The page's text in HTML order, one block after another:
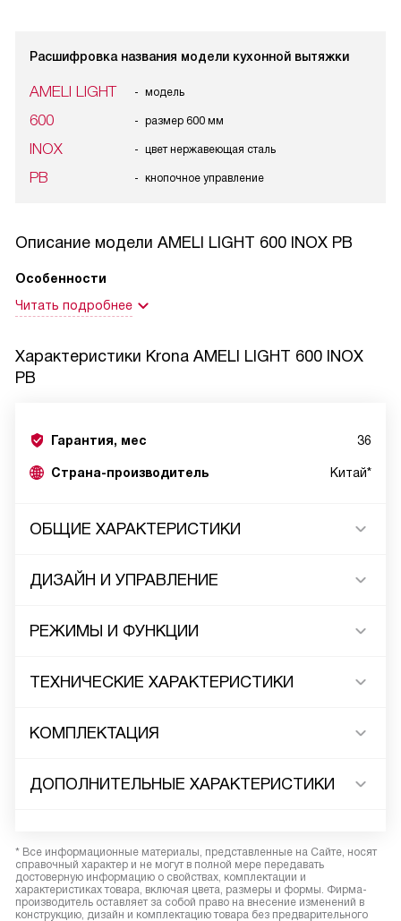
Расшифровка названия модели кухонной вытяжки
AMELI LIGHT модель
600 размер 600 мм
INOX цвет нержавеющая сталь
PB кнопочное управление
Описание модели AMELI LIGHT 600 INOX PB
Особенности
Читать подробнее
Характеристики Krona AMELI LIGHT 600 INOX
PB
Гарантия, мес 36
Страна-производитель Китай*
ОБЩИЕ ХАРАКТЕРИСТИКИ
ДИЗАЙН И УПРАВЛЕНИЕ
РЕЖИМЫ И ФУНКЦИИ
ТЕХНИЧЕСКИЕ ХАРАКТЕРИСТИКИ
КОМПЛЕКТАЦИЯ
ДОПОЛНИТЕЛЬНЫЕ ХАРАКТЕРИСТИКИ
* Все информационные материалы, представленные на Сайте, носят
справочный характер и не могут в полной мере передавать
достоверную информацию о свойствах, комплектации и
характеристиках товара, включая цвета, размеры и формы. Фирма-
производитель оставляет за собой право на внесение изменений в
конструкцию, дизайн и комплектацию товара без предварительного